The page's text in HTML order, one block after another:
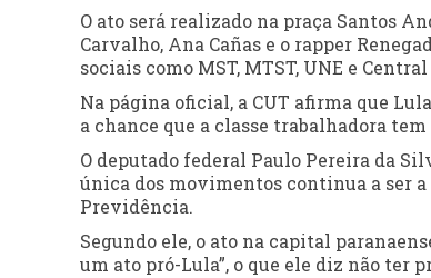
O ato será realizado na praça Santos
Carvalho, Ana Cañas e o rapper
sociais como MST, MTST, UNE e
Na página oficial, a CUT afirma que
a chance que a classe trabalhadora
O deputado federal Paulo Pereira da
única dos movimentos continua a ser
Previdência.
Segundo ele, o ato na capital
um ato pró-Lula”, o que ele diz não ter